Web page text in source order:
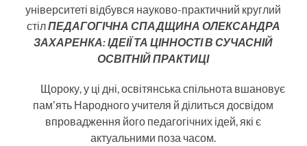
університеті відбувся науково-практичний круглий
стілПЕДАГОГІЧНА СПАДЩИНА ОЛЕКСАНДРА
ЗАХАРЕНКА:ІДЕІЇ ТА ЦІННОСТІ В СУЧАСНІЙ
ОСВІТНІЙ ПРАКТИЦІ
Щороку, у ці дні, освітянська спільнота вшановує
памʼять Народного учителя й ділиться досвідом
впровадження його педагогічних ідей, які є
актуальними поза часом.